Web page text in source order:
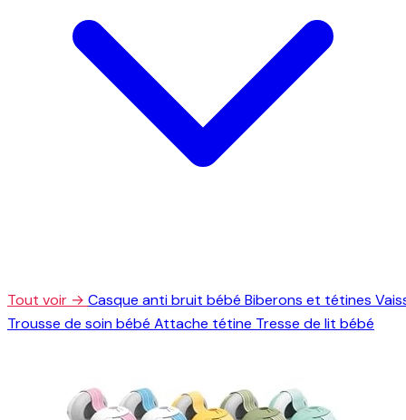
Tout voir → Casque anti bruit bébé Biberons et tétines
Trousse de soin bébé Attache tétine Tresse de lit bébé